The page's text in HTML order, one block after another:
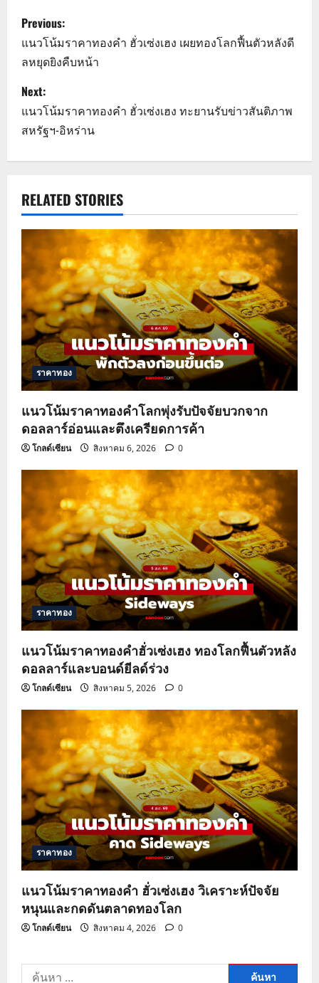
P
o
s
t
n
a
v
i
g
a
t
i
o
n
Previous:
แนวโน้มราคาทองคำ ฮั่วเซ่งเฮง เผยทองโลกฟื้นตัวหลังดี
ลหยุดยิงคืบหน้า
Next:
แนวโน้มราคาทองคำ ฮั่วเซ่งเฮง ทะยานรับข่าวสันติภาพ
สหรัฐฯ-อิหร่าน
RELATED STORIES
ราคาทอง
แนวโน้มราคาทองคำโลกพุ่งรับปัจจัยบวกจาก
ดอลลาร์อ่อนและตึงเครียดการค้า
โกลด์เซียน สิงหาคม 6, 2026 0
ราคาทอง
แนวโน้มราคาทองคำฮั่วเซ่งเฮง ทองโลกฟื้นตัวหลัง
ดอลลาร์และบอนด์ยีลด์ร่วง
โกลด์เซียน สิงหาคม 5, 2026 0
ราคาทอง
แนวโน้มราคาทองคำ ฮั่วเซ่งเฮง วิเคราะห์ปัจจัย
หนุนและกดดันตลาดทองโลก
โกลด์เซียน สิงหาคม 4, 2026 0
ค้นหา